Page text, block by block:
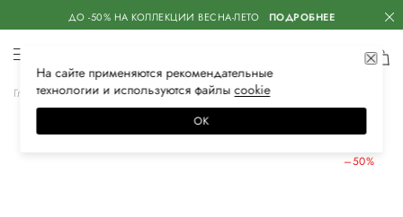
ДО -50% НА КОЛЛЕКЦИИ ВЕСНА-ЛЕТО ПОДРОБНЕЕ
Главная Женская Обувь Туфли
–50%
На сайте применяются рекомендательные
технологии и используются файлысооkiе
ОК